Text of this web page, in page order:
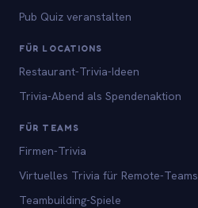
Pub Quiz veranstalten
FÜR LOCATIONS
Restaurant-Trivia-Ideen
Trivia-Abend als Spendenaktion
FÜR TEAMS
Firmen-Trivia
Virtuelles Trivia für Remote-Teams
Teambuilding-Spiele